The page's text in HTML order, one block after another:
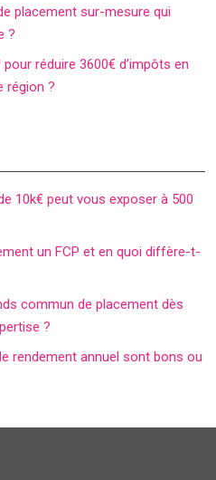
placement sur-mesure qui
?
réduire 3600€ d’impôts en
région ?
10k€ peut vous exposer à 500
un FCP et en quoi diffère-t-
commun de placement dès
?
rendement annuel sont bons ou